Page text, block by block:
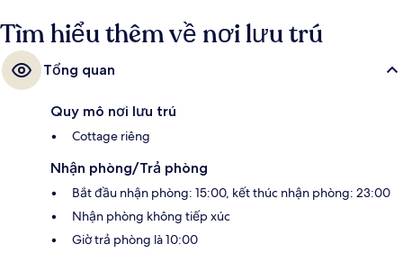
Tìm hiểu thêm về nơi lưu trú
Tổng quan
Quy mô nơi lưu trú
Cottage riêng
Nhận phòng/Trả phòng
Bắt đầu nhận phòng: 15:00, kết thúc nhận phòng: 23:00
Nhận phòng không tiếp xúc
Giờ trả phòng là 10:00